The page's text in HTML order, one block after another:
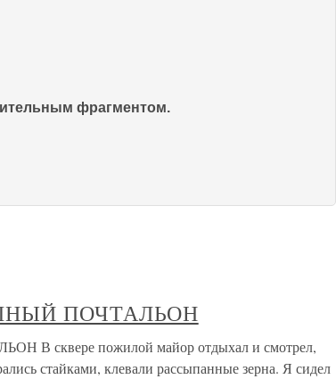
фрагментом.
ПОЧТАЛЬОН
В сквере пожилой майор отдыхал и смотрел,
стайками, клевали рассыпанные зерна. Я сидел